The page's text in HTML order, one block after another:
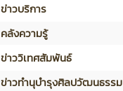
ข่าวบริการ
คลังความรู้
ข่าววิเทศสัมพันธ์
ข่าวทำนุบำรุงศิลปวัฒนธรรม